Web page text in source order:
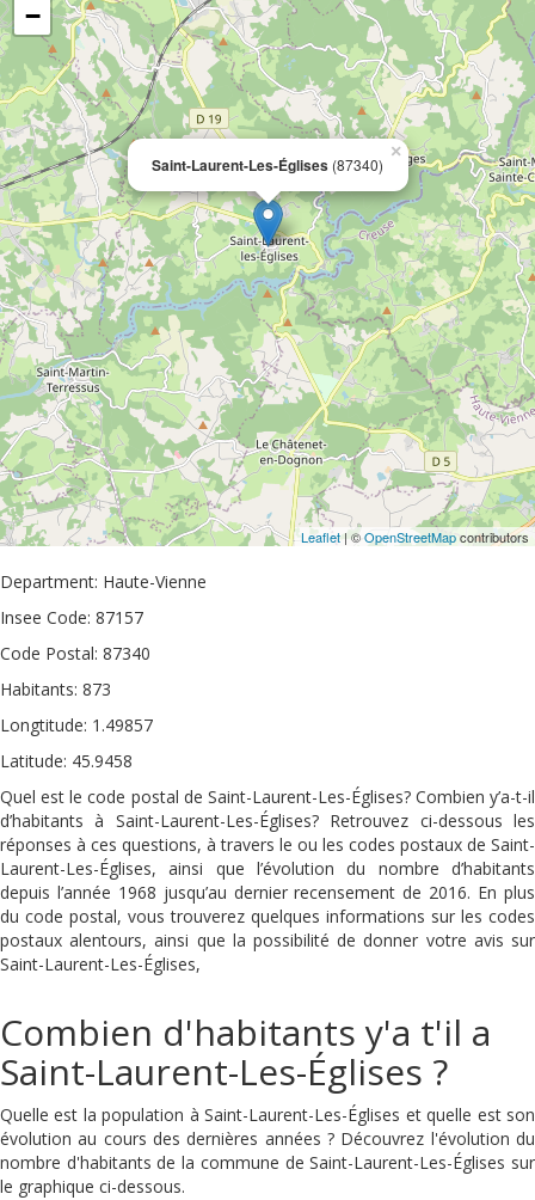
Saint-Laurent-Les-Églises (87340)
×
−
Leaflet | ©OpenStreetMapcontributors
Department: Haute-Vienne
Insee Code: 87157
Code Postal: 87340
Habitants: 873
Longtitude: 1.49857
Latitude: 45.9458
Quel est le code postal de Saint-Laurent-Les-Églises? Combien y’a-t-il
d’habitants à Saint-Laurent-Les-Églises? Retrouvez ci-dessous les
réponses à ces questions, à travers le ou les codes postaux de Saint-
Laurent-Les-Églises, ainsi que l’évolution du nombre d’habitants
depuis l’année 1968 jusqu’au dernier recensement de 2016. En plus
du code postal, vous trouverez quelques informations sur les codes
postaux alentours, ainsi que la possibilité de donner votre avis sur
Saint-Laurent-Les-Églises,
Combien d'habitants y'a t'il a
Saint-Laurent-Les-Églises ?
Quelle est la population à Saint-Laurent-Les-Églises et quelle est son
évolution au cours des dernières années ? Découvrez l'évolution du
nombre d'habitants de la commune de Saint-Laurent-Les-Églises sur
le graphique ci-dessous.